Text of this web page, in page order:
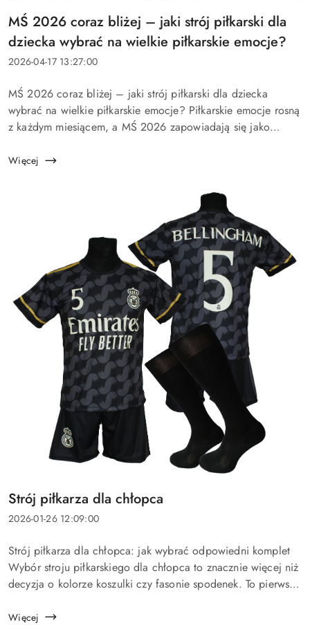
Tytuł
artykułu:
MŚ 2026 coraz bliżej – jaki strój piłkarski dla
dziecka wybrać na wielkie piłkarskie emocje?
Data
2026-04-17 13:27:00
Treść
artykułu:
MŚ 2026 coraz bliżej – jaki strój piłkarski dla dziecka
wybrać na wielkie piłkarskie emocje? Piłkarskie emocje rosną
z każdym miesiącem, a MŚ 2026 zapowiadają się jako
nastolatk&o...
Więcej
Tytuł
artykułu:
Strój piłkarza dla chłopca
Data
2026-01-26 12:09:00
Treść
artykułu:
Strój piłkarza dla chłopca: jak wybrać odpowiedni komplet
Wybór stroju piłkarskiego dla chłopca to znacznie więcej niż
decyzja o kolorze koszulki czy fasonie spodenek. To pierwszy
Więcej